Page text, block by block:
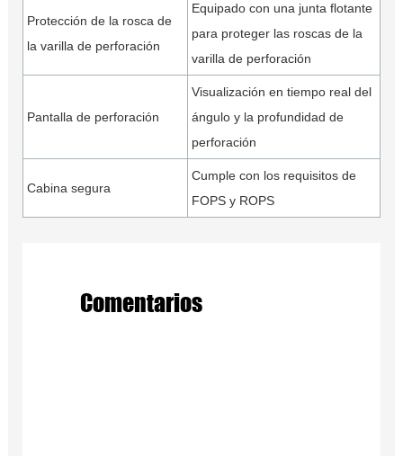
Protección de la rosca de
la varilla de perforación
Equipado con una junta flotante
para proteger las roscas de la
varilla de perforación
Pantalla de perforación
Visualización en tiempo real del
ángulo y la profundidad de
perforación
Cabina segura
Cumple con los requisitos de
FOPS y ROPS
Comentarios